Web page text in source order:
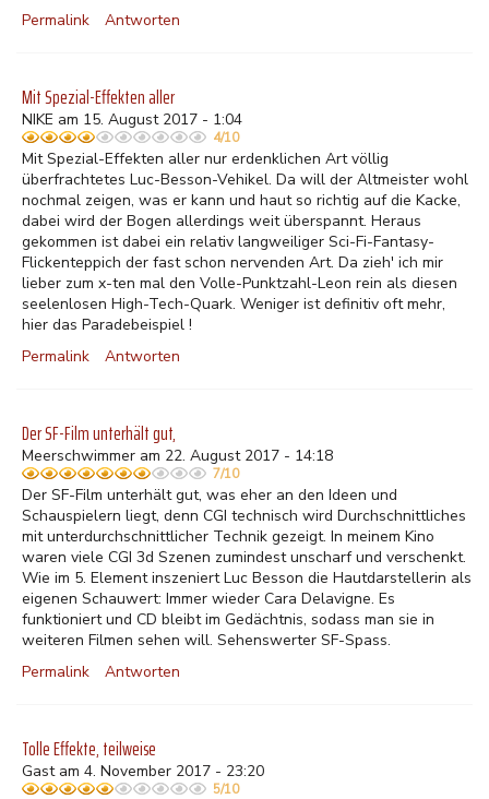
Permalink
Antworten
Mit Spezial-Effekten aller
NIKE am 15. August 2017 - 1:04
4/10
Mit Spezial-Effekten aller nur erdenklichen Art völlig
überfrachtetes Luc-Besson-Vehikel. Da will der Altmeister wohl
nochmal zeigen, was er kann und haut so richtig auf die Kacke,
dabei wird der Bogen allerdings weit überspannt. Heraus
gekommen ist dabei ein relativ langweiliger Sci-Fi-Fantasy-
Flickenteppich der fast schon nervenden Art. Da zieh' ich mir
lieber zum x-ten mal den Volle-Punktzahl-Leon rein als diesen
seelenlosen High-Tech-Quark. Weniger ist definitiv oft mehr,
hier das Paradebeispiel !
Permalink
Antworten
Der SF-Film unterhält gut,
Meerschwimmer am 22. August 2017 - 14:18
7/10
Der SF-Film unterhält gut, was eher an den Ideen und
Schauspielern liegt, denn CGI technisch wird Durchschnittliches
mit unterdurchschnittlicher Technik gezeigt. In meinem Kino
waren viele CGI 3d Szenen zumindest unscharf und verschenkt.
Wie im 5. Element inszeniert Luc Besson die Hautdarstellerin als
eigenen Schauwert: Immer wieder Cara Delavigne. Es
funktioniert und CD bleibt im Gedächtnis, sodass man sie in
weiteren Filmen sehen will. Sehenswerter SF-Spass.
Permalink
Antworten
Tolle Effekte, teilweise
Gast am 4. November 2017 - 23:20
5/10